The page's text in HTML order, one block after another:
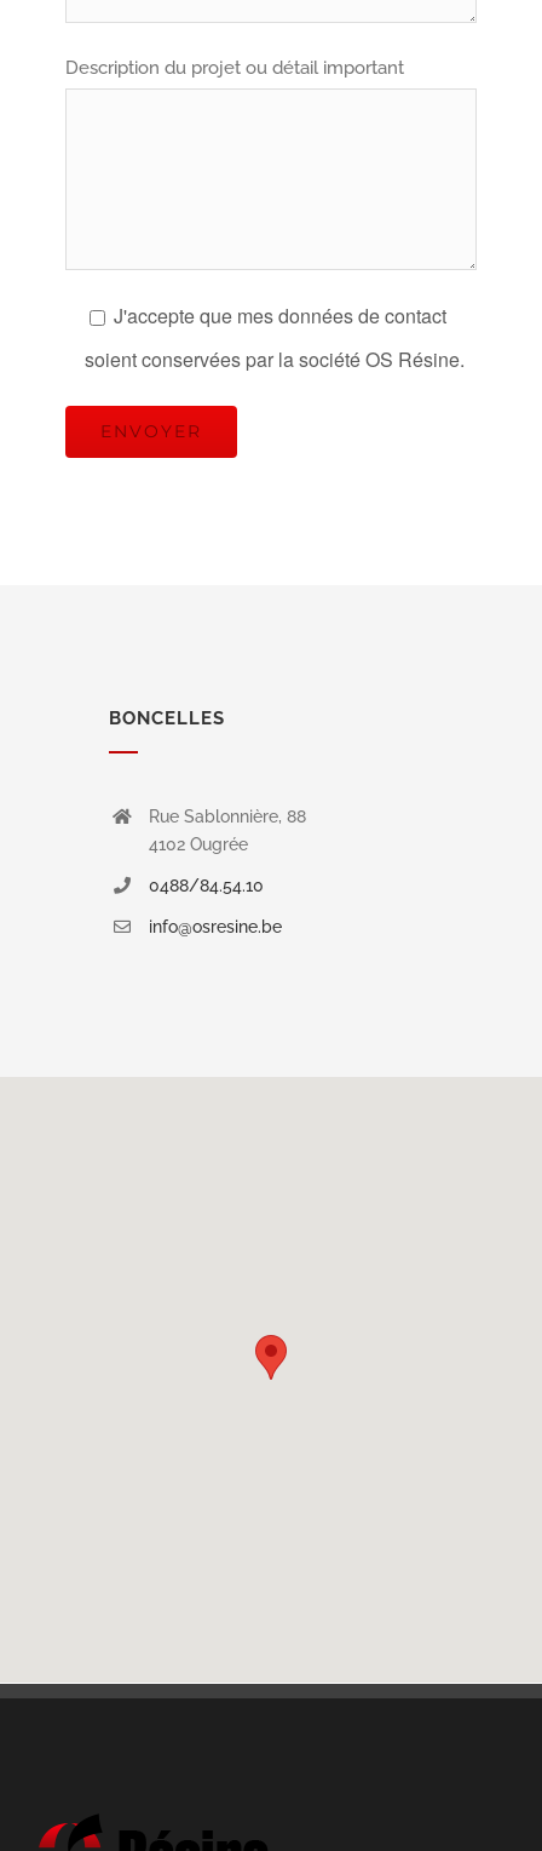
Description du projet ou détail important
J'accepte que mes données de contact
soient conservées par la société OS Résine.
BONCELLES
Rue Sablonnière, 88
4102 Ougrée
0488/84.54.10
info@osresine.be